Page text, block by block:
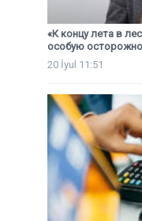
«К концу лета в
особую
20 İyul 11:51